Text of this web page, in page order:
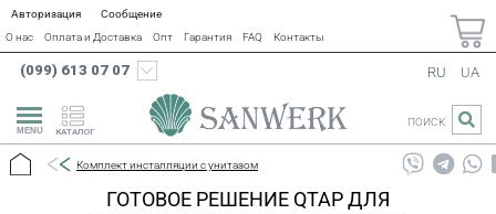
Авторизация
Сообщение
О нас
Оплата и Доставка Опт Гарантия FAQ Контакты
(099) 613 07 07
КАТАЛОГ
RU UA
ПОИСК
Комплект инсталляции с унитазом
ГОТОВОЕ РЕШЕНИЕ QTAP ДЛЯ